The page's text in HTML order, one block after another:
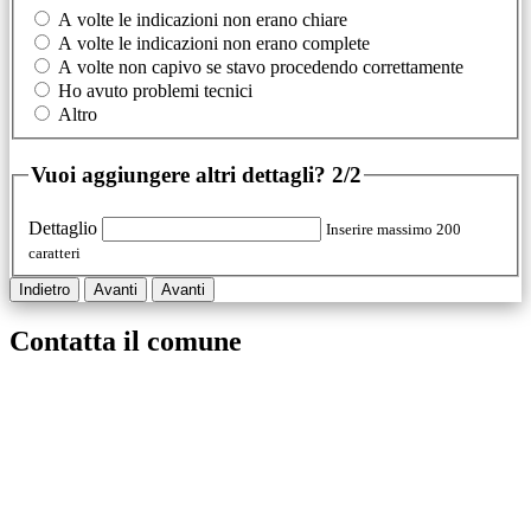
A volte le indicazioni non erano chiare
A volte le indicazioni non erano complete
A volte non capivo se stavo procedendo correttamente
Ho avuto problemi tecnici
Altro
Vuoi aggiungere altri dettagli? 2/2
Dettaglio
Inserire massimo 200
caratteri
Indietro Avanti Avanti
Contatta il comune